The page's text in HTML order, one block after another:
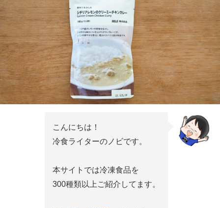
こんにちは！
冷食ライターのノビです。
本サイトでは冷凍食品を
300種類以上ご紹介してます。